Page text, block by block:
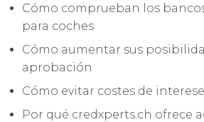
Cómo comprueban los
para coches
Cómo aumentar sus
aprobación
Cómo evitar costes de
Por qué credxperts.ch ofrece